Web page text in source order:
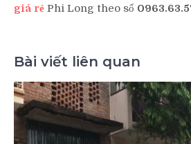
giá rẻ Phi Long theo số
Bài viết liên quan